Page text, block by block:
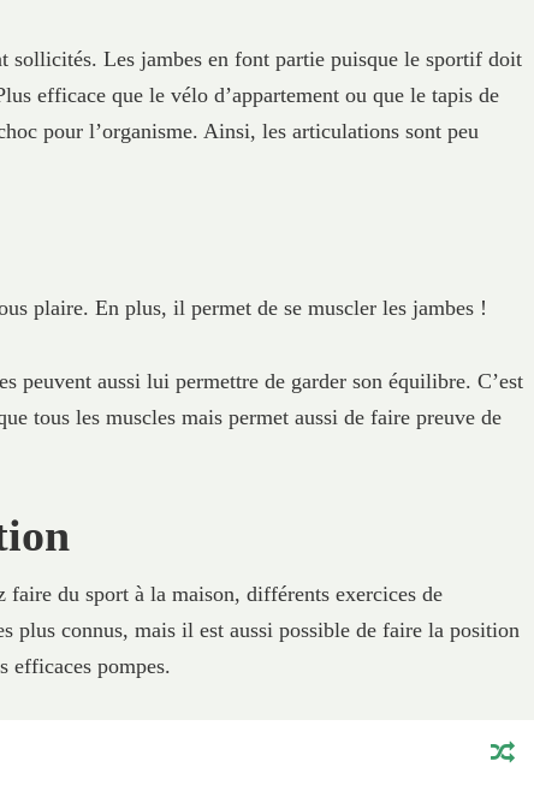
sollicités. Les jambes en font partie puisque le sportif doit
efficace que le vélo d’appartement ou que le tapis de
pour l’organisme. Ainsi, les articulations sont peu
plaire. En plus, il permet de se muscler les jambes !
peuvent aussi lui permettre de garder son équilibre. C’est
tous les muscles mais permet aussi de faire preuve de
faire du sport à la maison, différents exercices de
plus connus, mais il est aussi possible de faire la position
efficaces pompes.